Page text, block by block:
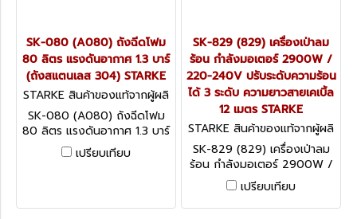
SK-080 (A080) ถังฉีดโฟม
80 ลิตร แรงดันอากาศ 1.3 บาร์
(ถังสแตนเลส 304) STARKE
STARKE สินค้าของแท้จากผู้ผลิ
ต SK-080 (A080)
SK-080 (A080) ถังฉีดโฟม
80 ลิตร แรงดันอากาศ 1.3 บาร์
(ถังสแตนเลส 304) STARKE
เปรียบเทียบ
SK-829 (829) เครื่องเป่าลม
ร้อน กำลังมอเตอร์ 2900W /
220-240V ปรับระดับความร้อน
ได้ 3 ระดับ ความยาวสายเคเบิ้ล
12 เมตร STARKE
STARKE สินค้าของแท้จากผู้ผลิ
ต SK-829 (829)
SK-829 (829) เครื่องเป่าลม
ร้อน กำลังมอเตอร์ 2900W /
220-240V ปรับระดับความ
ร้อนได้ 3 ระดับ ความยาวสา
ยเคเบิ้ล 12 เมตร STARKE
เปรียบเทียบ